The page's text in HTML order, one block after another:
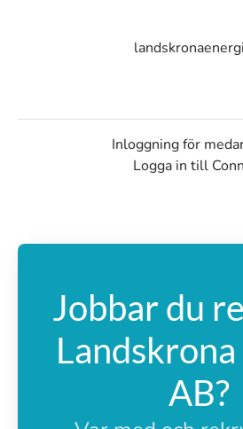
Inloggning för
Logga in till
Jobbar du
AB?